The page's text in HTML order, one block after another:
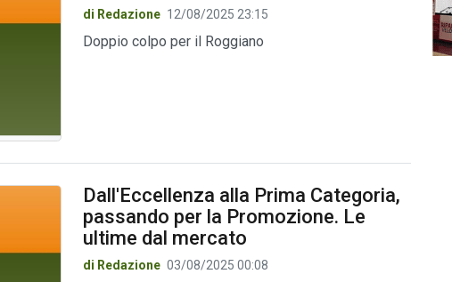
di Redazione 12/08/2025 23:15
Doppio colpo per il Roggiano
Dall'Eccellenza alla Prima Categoria,
passando per la Promozione. Le
ultime dal mercato
di Redazione 03/08/2025 00:08